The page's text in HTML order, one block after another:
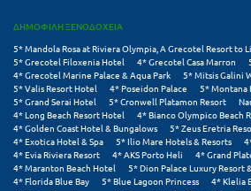
ΔΗΜΟΦΙΛΗ ΞΕΝΟΔΟΧΕΙΑ
5* Mandola Rosa at Riviera Olympia, A Grecotel Resort to
5* Grecotel Filoxenia Hotel
4* Grecotel Casa Marron
4* Grecotel Marine Palace & Aqua Park
5* Mitsis Galini
5* Valis Resort Hotel
4* Poseidon Palace
5* Montana
5* Grand Serai Hotel
5* Cronwell Platamon Resort
4* Long Beach Resort Hotel
4* Bianco Olympico Beach
4* Golden Coast Hotel & Bungalows
5* Zeus Eretria
4* Exotica Hotel & Spa
5* Ilio Mare Hotels & Resorts
4* Evia Riviera Resort
4* AKS Porto Heli
4* Grand
4* Maranton Beach Hotel
5* Dion Palace Luxury Resort
4* Florida Blue Bay
5* Blue Lagoon Princess
4* Klelia